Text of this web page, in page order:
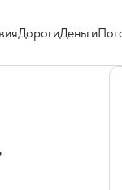
ДорогиДеньги